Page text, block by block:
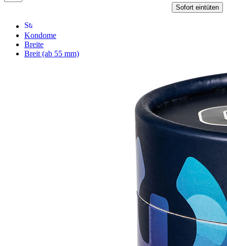
Sofort eintüten
Kondome
Breite
Breit (ab 55 mm)